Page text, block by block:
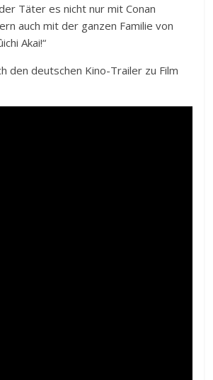
Täter es nicht nur mit Conan
auch mit der ganzen Familie von
Akai!“
den deutschen Kino-Trailer zu Film